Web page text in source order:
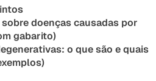
doenças causadas por
gabarito)
o que são e quais